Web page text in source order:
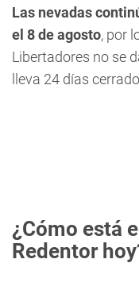
Las nevadas
el 8 de agosto, por
Libertadores no se
lleva 24 días
¿Cómo está
Redentor